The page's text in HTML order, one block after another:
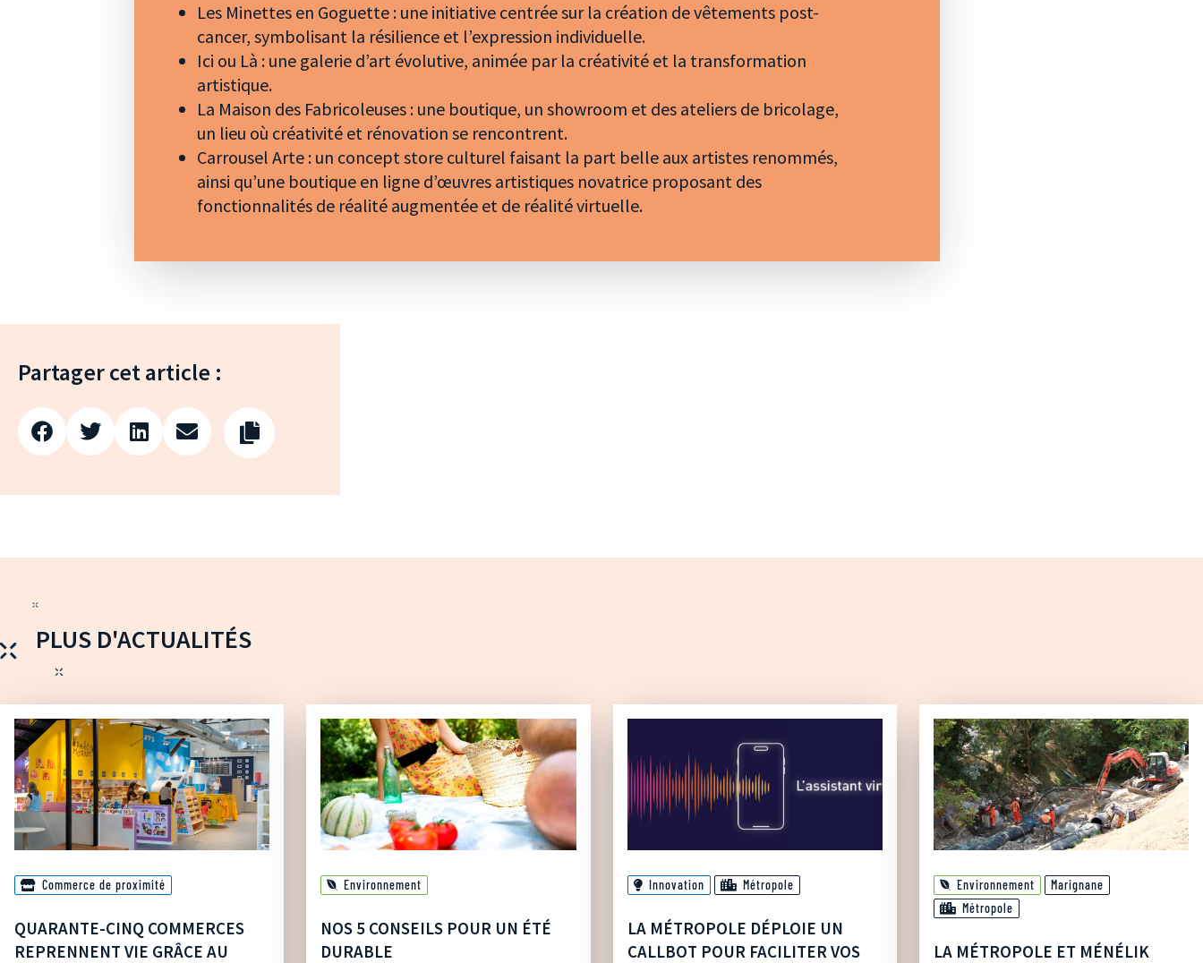
Les Minettes en Goguette : une initiative centrée sur la création de vêtements post-
cancer, symbolisant la résilience et l’expression individuelle.
Ici ou Là : une galerie d’art évolutive, animée par la créativité et la transformation
artistique.
La Maison des Fabricoleuses : une boutique, un showroom et des ateliers de bricolage,
un lieu où créativité et rénovation se rencontrent.
Carrousel Arte : un concept store culturel faisant la part belle aux artistes renommés,
ainsi qu’une boutique en ligne d’œuvres artistiques novatrice proposant des
fonctionnalités de réalité augmentée et de réalité virtuelle.
Partager cet article :
PLUS D'ACTUALITÉS
Commerce de proximité
QUARANTE-CINQ COMMERCES
REPRENNENT VIE GRÂCE AU
Environnement
NOS 5 CONSEILS POUR UN ÉTÉ
DURABLE
Innovation Métropole
LA MÉTROPOLE DÉPLOIE UN
CALLBOT POUR FACILITER VOS
Environnement
Marignane
Métropole
LA MÉTROPOLE ET MÉNÉLIK